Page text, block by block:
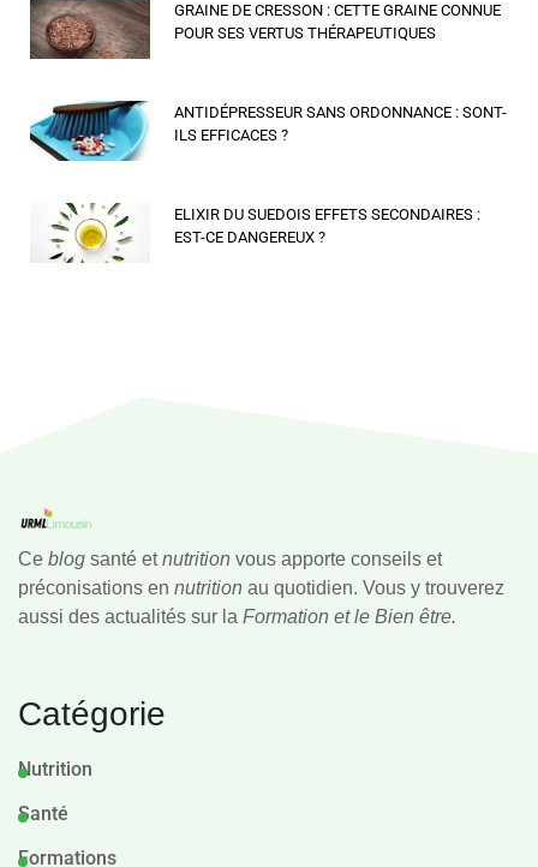
GRAINE DE CRESSON : CETTE GRAINE CONNUE
POUR SES VERTUS THÉRAPEUTIQUES
ANTIDÉPRESSEUR SANS ORDONNANCE : SONT-
ILS EFFICACES ?
ELIXIR DU SUEDOIS EFFETS SECONDAIRES :
EST-CE DANGEREUX ?
Ce blog santé etnutrition vous apporte conseils et
préconisations en nutrition au quotidien. Vous y trouverez
aussi des actualités sur la Formation et le Bien être.
Catégorie
Nutrition
Santé
Formations